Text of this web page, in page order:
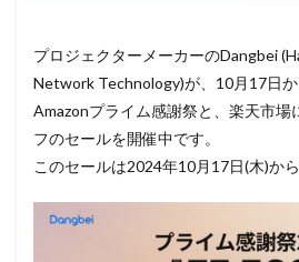
プロジェクターメーカーのDangbei
Network Technology)が、10月17日
Amazonプライム感謝祭と、楽天市場
フのセールを開催中です。
このセールは2024年10月17日(木)か